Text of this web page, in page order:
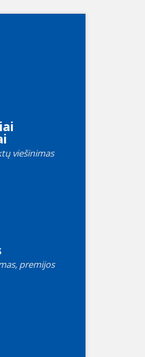
viešinimas
premijos